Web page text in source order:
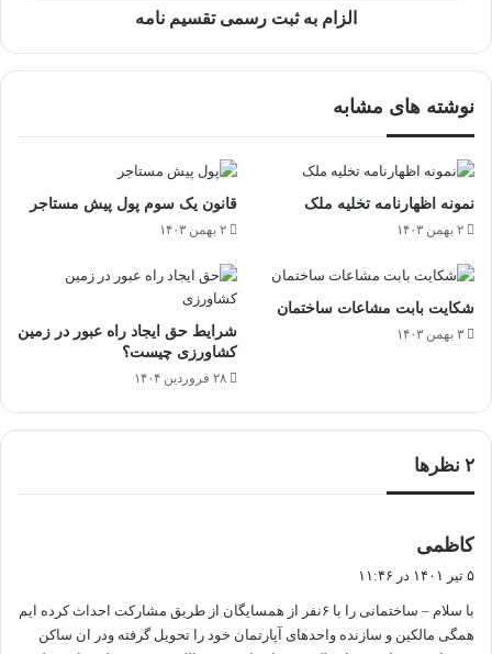
الزام به ثبت رسمی تقسیم نامه
نوشته های مشابه
نمونه اظهارنامه تخلیه ملک
۲ بهمن ۱۴۰۳
قانون یک سوم پول پیش مستاجر
۲ بهمن ۱۴۰۳
شکایت بابت مشاعات ساختمان
۳ بهمن ۱۴۰۳
شرایط حق ایجاد راه عبور در زمین
کشاورزی چیست؟
۲۸ فروردین ۱۴۰۴
‫۲ نظرها
کاظمی
:
۵ تیر ۱۴۰۱ در ۱۱:۴۶
با سلام – ساختمانی را با ۶نفر از همسایگان از طریق مشارکت احداث کرده ایم
همگی مالکین و سازنده واحدهای آپارتمان خود را تحویل گرفته ودر ان ساکن